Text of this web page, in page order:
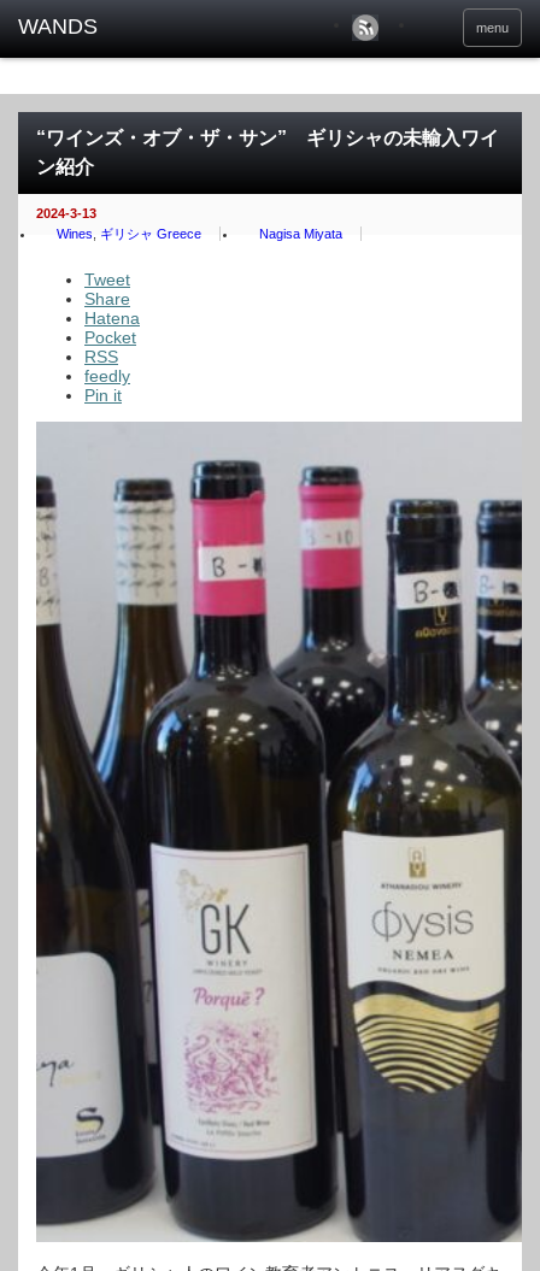
menu
“ワインズ・オブ・ザ・サン” ギリシャの未輸入ワイ
ン紹介
2024-3-13
Wines
ギリシャ Greece Nagisa Miyata
Tweet
Share
Hatena
Pocket
RSS
feedly
Pin it